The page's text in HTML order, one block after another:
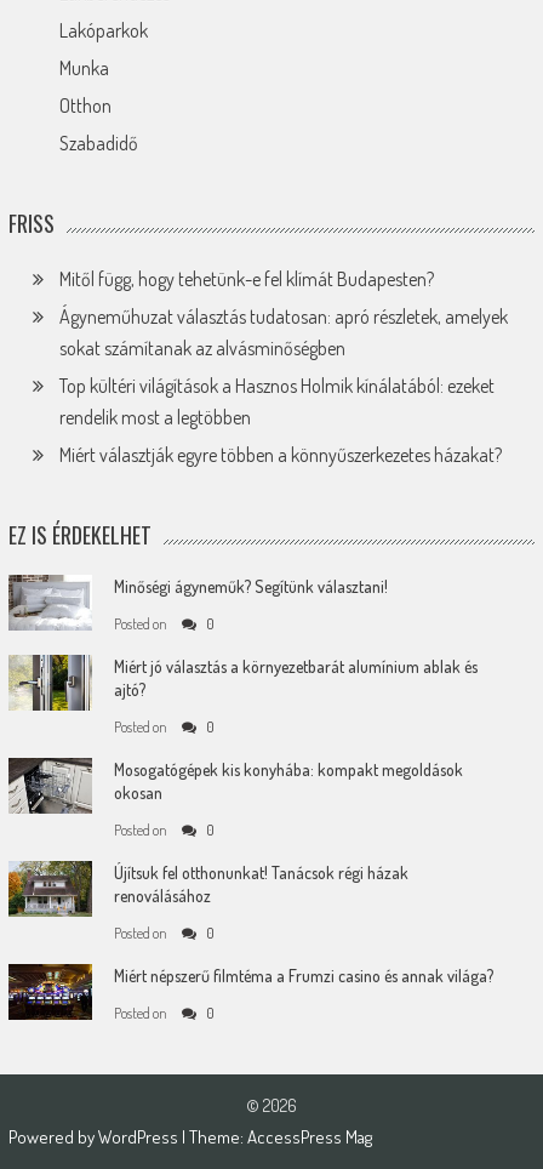
Lakóparkok
Munka
Otthon
Szabadidő
FRISS
Mitől függ, hogy tehetünk-e fel klímát Budapesten?
Ágyneműhuzat választás tudatosan: apró részletek, amelyek
sokat számítanak az alvásminőségben
Top kültéri világítások a Hasznos Holmik kínálatából: ezeket
rendelik most a legtöbben
Miért választják egyre többen a könnyűszerkezetes házakat?
EZ IS ÉRDEKELHET
Minőségi ágyneműk? Segítünk választani!
Posted on 0
Miért jó választás a környezetbarát alumínium ablak és
ajtó?
Posted on 0
Mosogatógépek kis konyhába: kompakt megoldások
okosan
Posted on 0
Újítsuk fel otthonunkat! Tanácsok régi házak
renoválásához
Posted on 0
Miért népszerű filmtéma a Frumzi casino és annak világa?
Posted on 0
© 2026
Powered byWordPress | Theme: AccessPress Mag